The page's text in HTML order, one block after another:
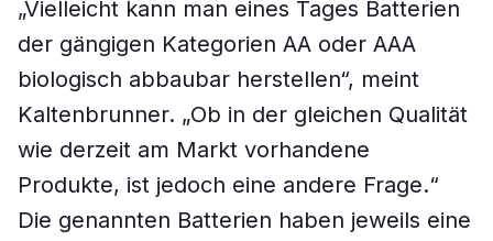
„Vielleicht kann man eines Tages Batterien
der gängigen Kategorien AA oder AAA
biologisch abbaubar herstellen“, meint
Kaltenbrunner. „Ob in der gleichen Qualität
wie derzeit am Markt vorhandene
Produkte, ist jedoch eine andere Frage.“
Die genannten Batterien haben jeweils eine